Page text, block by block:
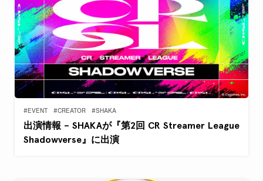
#EVENT #CREATOR #SHAKA
出演情報 – SHAKAが『第2回 CR Streamer League
Shadowverse』に出演